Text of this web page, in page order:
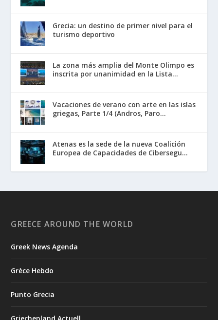
Grecia: un destino de primer nivel para el
turismo deportivo
La zona más amplia del Monte Olimpo es
inscrita por unanimidad en la Lista...
Vacaciones de verano con arte en las islas
griegas, Parte 1/4 (Andros, Paro...
Atenas es la sede de la nueva Coalición
Europea de Capacidades de Cibersegu...
GREECE AROUND THE WORLD
Greek News Agenda
Grèce Hebdo
Punto Grecia
Griechenland Actuell